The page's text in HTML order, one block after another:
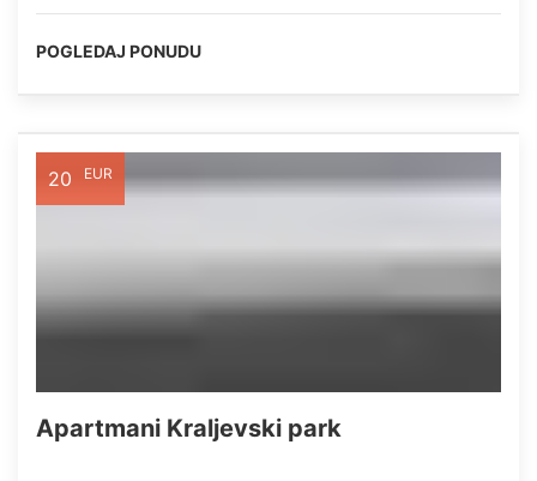
POGLEDAJ PONUDU
20 EUR
Apartmani Kraljevski park